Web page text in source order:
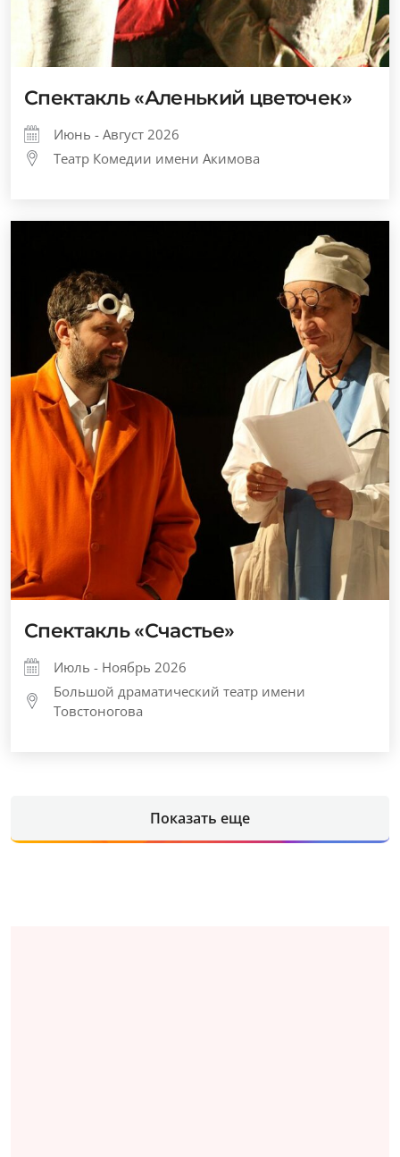
Спектакль «Аленький цветочек»
Июнь - Август 2026
Театр Комедии имени Акимова
Спектакль «Счастье»
Июль - Ноябрь 2026
Большой драматический театр имени
Товстоногова
Показать еще